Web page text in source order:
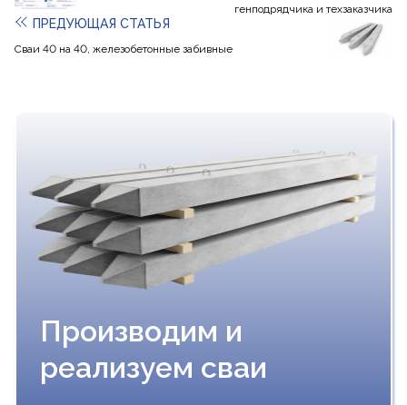
ПРЕДУЮЩАЯ СТАТЬЯ
Сваи 40 на 40, железобетонные забивные
генподрядчика и техзаказчика
Производим и
реализуем сваи